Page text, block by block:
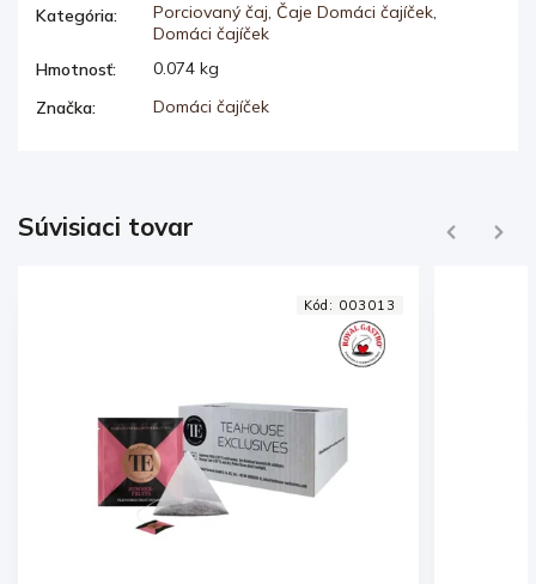
Kategória: Porciovaný čaj, Čaje Domáci čajíček,
Domáci čajíček
Hmotnosť:
0.074 kg
Značka: Domáci čajíček
Súvisiaci tovar Previous Next